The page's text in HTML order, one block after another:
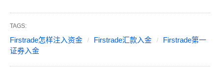
TAGS:
Firstrade怎样注入资金 Firstrade汇款入金
Firstrade第一
证券入金